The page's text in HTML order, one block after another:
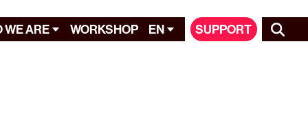
WE ARE WORKSHOP EN SUPPORT